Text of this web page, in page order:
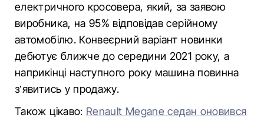
електричного кросовера, який, за заявою
виробника, на 95% відповідав серійному
автомобілю. Конвеєрний варіант новинки
дебютує ближче до середини 2021 року, а
наприкінці наступного року машина повинна
з’явитись у продажу.
Також цікаво: Renault Megane седан оновився